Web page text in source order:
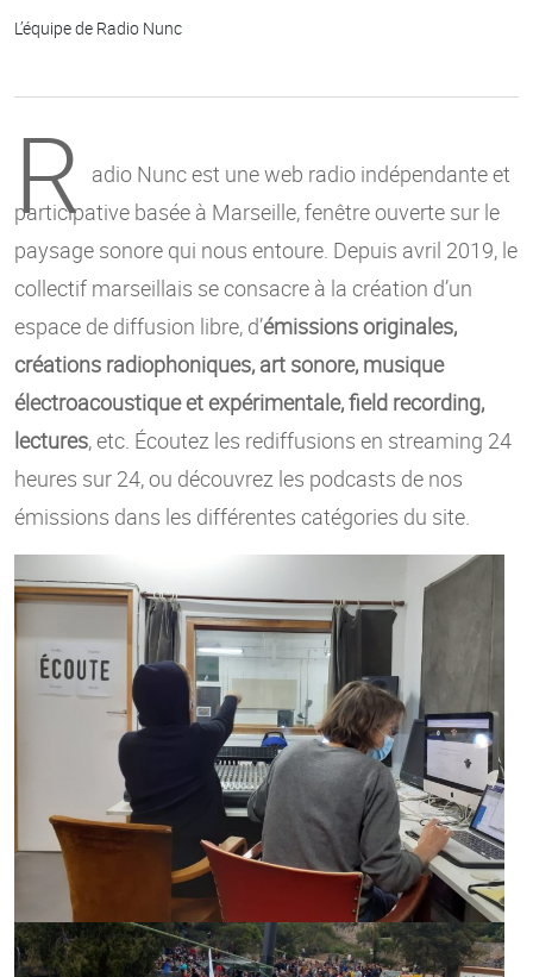
L’équipe de Radio Nunc
R adio Nunc est une web radio indépendante et
participative basée à Marseille, fenêtre ouverte sur le
paysage sonore qui nous entoure. Depuis avril 2019, le
collectif marseillais se consacre à la création d’un
espace de diffusion libre, d’émissions originales,
créations radiophoniques, art sonore, musique
électroacoustique et expérimentale, field recording,
lectures, etc. Écoutez les rediffusions en streaming 24
heures sur 24, ou découvrez les podcasts de nos
émissions dans les différentes catégories du site.